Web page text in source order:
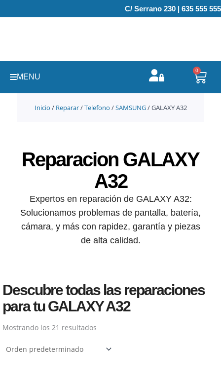
al
C/ Serrano 230 | 635 555 555
MENU
0
Inicio / Reparar/Telefono /SAMSUNG/ GALAXY A32
Reparacion GALAXY
A32
Expertos en reparación de GALAXY A32:
Solucionamos problemas de pantalla, batería,
cámara, y más con rapidez, garantía y piezas
de alta calidad.
Descubre todas las reparaciones
para tu GALAXY A32
Mostrando los 21 resultados